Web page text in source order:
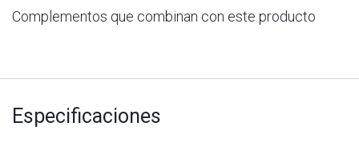
Complementos que combinan con este producto
Especificaciones